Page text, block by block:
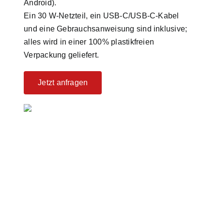
Android).
Ein 30 W-Netzteil, ein USB-C/USB-C-Kabel
und eine Gebrauchsanweisung sind inklusive;
alles wird in einer 100% plastikfreien
Verpackung geliefert.
Jetzt anfragen